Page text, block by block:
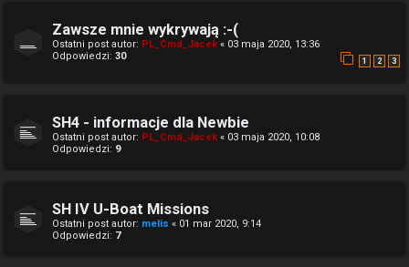
Zawsze mnie wykrywają :-(
Ostatni post autor: PL_Cmd_Jacek « 03 maja 2020, 13:36
Odpowiedzi: 30 1 2 3
SH4 - informacje dla Newbie
Ostatni post autor: PL_Cmd_Jacek « 03 maja 2020, 10:08
Odpowiedzi: 9
SH IV U-Boat Missions
Ostatni post autor: melis « 01 mar 2020, 9:14
Odpowiedzi: 7